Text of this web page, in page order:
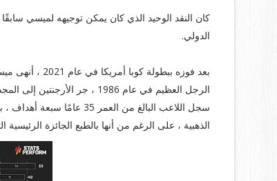
كان النقد الوحيد الذي كان يمكن توجيهه لميسي
الدولي.
بعد فوزه
الرجل العظيم في عام 1986 ، جر الأرجنتين إلى المجد في كأس العالم.
سجل اللاعب البالغ من
الذهبية ، على الرغم من أنها بالطبع الجائزة